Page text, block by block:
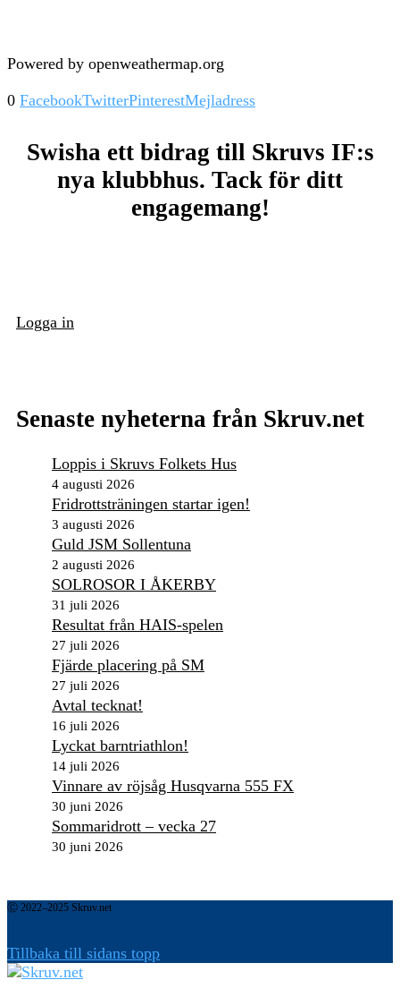
Powered by openweathermap.org
0 FacebookTwitterPinterestMejladress
Swisha ett bidrag till Skruvs IF:s
nya klubbhus. Tack för ditt
engagemang!
Logga in
Senaste nyheterna från Skruv.net
Loppis i Skruvs Folkets Hus
4 augusti 2026
Fridrottsträningen startar igen!
3 augusti 2026
Guld JSM Sollentuna
2 augusti 2026
SOLROSOR I ÅKERBY
31 juli 2026
Resultat från HAIS-spelen
27 juli 2026
Fjärde placering på SM
27 juli 2026
Avtal tecknat!
16 juli 2026
Lyckat barntriathlon!
14 juli 2026
Vinnare av röjsåg Husqvarna 555 FX
30 juni 2026
Sommaridrott – vecka 27
30 juni 2026
Ⓒ 2022–2025 Skruv.net
Tillbaka till sidans topp